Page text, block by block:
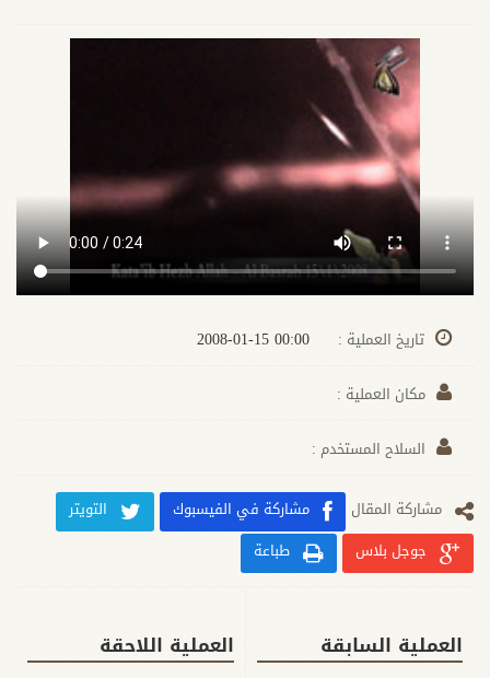
تاريخ العملية :
مكان العملية :
السلاح المستخدم :
مشارکة المقال مشاركة في الفيسبوك
التويتر
جوجل بلاس
طباعة
العملية السابقة العملية اللاحقة